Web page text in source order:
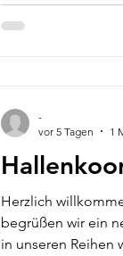
Er koordiniert
Termine, bei
Herzlich
begrüßen wir ein
in unseren
-
vor 5 Tagen
1